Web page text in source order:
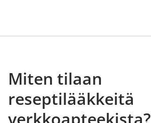
Miten tilaan
reseptilääkkeitä